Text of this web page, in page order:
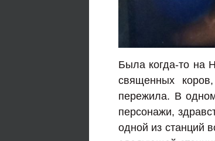
Была когда-то на
священных
пережила. В
персонажи,
одной из станций